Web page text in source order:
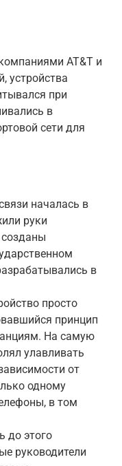
AT&T и
устройства
при
в
сети для
началась в
руки
в
просто
принцип
На самую
улавливать
от
одному
в том
до этого
руководители